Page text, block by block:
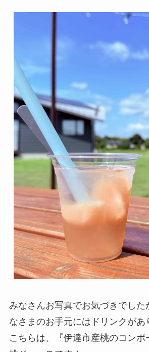
みなさんお写真でお気づきでした
なさまのお手元にはドリンクがあ
こちらは、『伊達市産桃のコンポ